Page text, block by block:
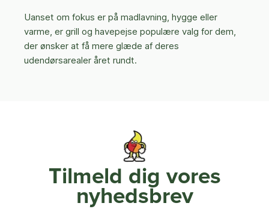
Uanset om fokus er på madlavning, hygge eller
varme, er grill og havepejse populære valg for dem,
der ønsker at få mere glæde af deres
udendørsarealer året rundt.
Tilmeld dig vores
nyhedsbrev